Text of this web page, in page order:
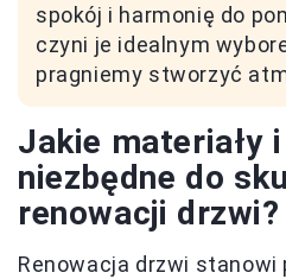
spokój i harmonię do
czyni je idealnym
pragniemy stworzyć
Jakie materiały
niezbędne do
renowacji drzwi?
Renowacja drzwi stanowi